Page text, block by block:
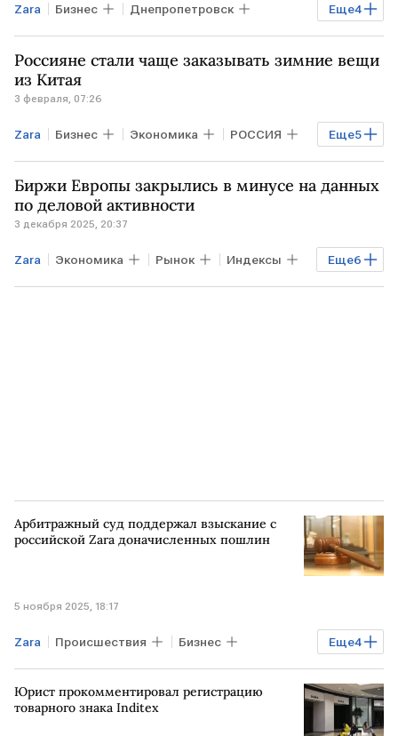
Еще4
Zara Бизнес Днепропетровск
Одесса ХАРЬКОВ Inditex
Bershka
Россияне стали чаще заказывать зимние вещи
из Китая
3 февраля, 07:26
Еще5
Zara Бизнес Экономика РОССИЯ
КИТАЙ ГЕРМАНИЯ ЯПОНИЯ
Uniqlo Adidas
Биржи Европы закрылись в минусе на данных
по деловой активности
3 декабря 2025, 20:37
Еще6
Zara Экономика Рынок Индексы
Торги ВЕЛИКОБРИТАНИЯ ЕВРОПА
Арбитражный суд поддержал взыскание с
российской Zara доначисленных пошлин
5 ноября 2025, 18:17
Еще4
Zara Происшествия Бизнес
РОССИЯ РФ СНГ Inditex
Юрист прокомментировал регистрацию
товарного знака Inditex